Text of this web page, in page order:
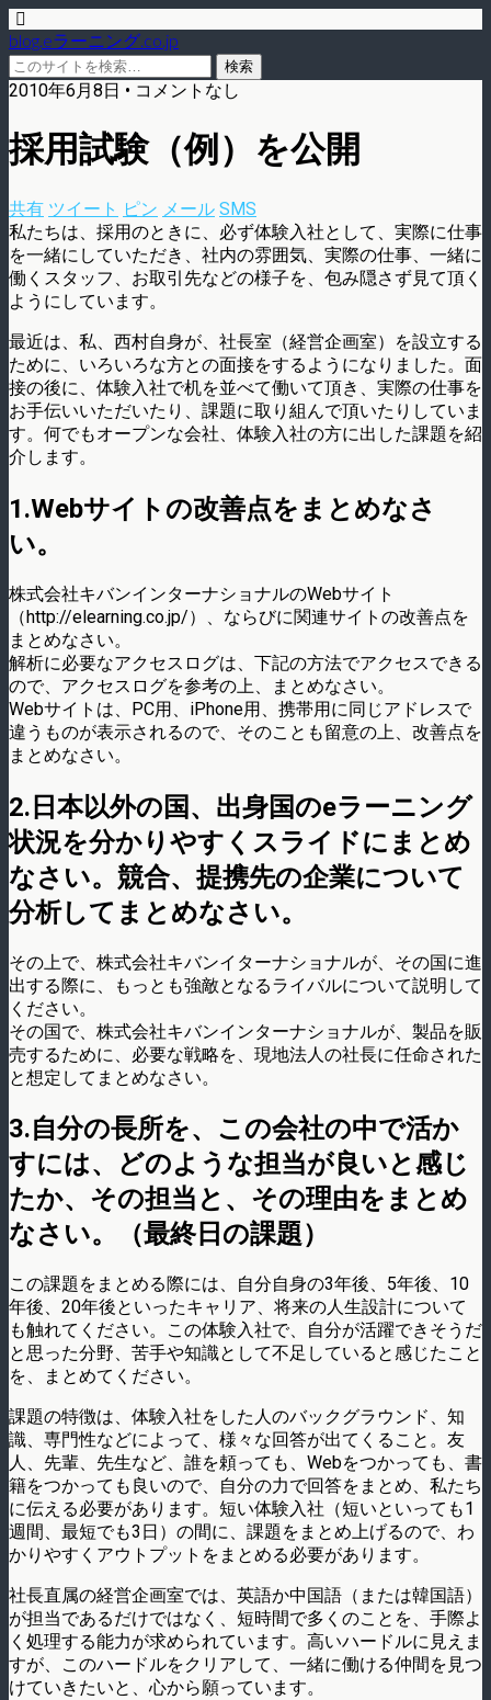
blog.eラーニング.co.jp
2010年6月8日 • コメントなし
採用試験（例）を公開
共有 ツイート ピン メール SMS
私たちは、採用のときに、必ず体験入社として、実際に仕事
を一緒にしていただき、社内の雰囲気、実際の仕事、一緒に
働くスタッフ、お取引先などの様子を、包み隠さず見て頂く
ようにしています。
最近は、私、西村自身が、社長室（経営企画室）を設立する
ために、いろいろな方との面接をするようになりました。面
接の後に、体験入社で机を並べて働いて頂き、実際の仕事を
お手伝いいただいたり、課題に取り組んで頂いたりしていま
す。何でもオープンな会社、体験入社の方に出した課題を紹
介します。
1.Webサイトの改善点をまとめなさ
い。
株式会社キバンインターナショナルのWebサイト
（http://elearning.co.jp/）、ならびに関連サイトの改善点を
まとめなさい。
解析に必要なアクセスログは、下記の方法でアクセスできる
ので、アクセスログを参考の上、まとめなさい。
Webサイトは、PC用、iPhone用、携帯用に同じアドレスで
違うものが表示されるので、そのことも留意の上、改善点を
まとめなさい。
2.日本以外の国、出身国のeラーニング
状況を分かりやすくスライドにまとめ
なさい。競合、提携先の企業について
分析してまとめなさい。
その上で、株式会社キバンイターナショナルが、その国に進
出する際に、もっとも強敵となるライバルについて説明して
ください。
その国で、株式会社キバンインターナショナルが、製品を販
売するために、必要な戦略を、現地法人の社長に任命された
と想定してまとめなさい。
3.自分の長所を、この会社の中で活か
すには、どのような担当が良いと感じ
たか、その担当と、その理由をまとめ
なさい。（最終日の課題）
この課題をまとめる際には、自分自身の3年後、5年後、10
年後、20年後といったキャリア、将来の人生設計について
も触れてください。この体験入社で、自分が活躍できそうだ
と思った分野、苦手や知識として不足していると感じたこと
を、まとめてください。
課題の特徴は、体験入社をした人のバックグラウンド、知
識、専門性などによって、様々な回答が出てくること。友
人、先輩、先生など、誰を頼っても、Webをつかっても、書
籍をつかっても良いので、自分の力で回答をまとめ、私たち
に伝える必要があります。短い体験入社（短いといっても1
週間、最短でも3日）の間に、課題をまとめ上げるので、わ
かりやすくアウトプットをまとめる必要があります。
社長直属の経営企画室では、英語か中国語（または韓国語）
が担当であるだけではなく、短時間で多くのことを、手際よ
く処理する能力が求められています。高いハードルに見えま
すが、このハードルをクリアして、一緒に働ける仲間を見つ
けていきたいと、心から願っています。